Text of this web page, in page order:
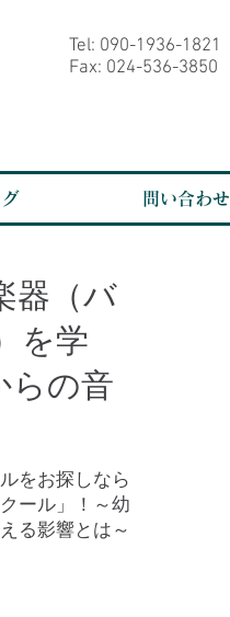
Tel: 090-1936-1821
Fax: 024-536-3850
問い合わせ
器（バ
を学
らの音
をお探しなら
ール」！～幼
る影響とは～